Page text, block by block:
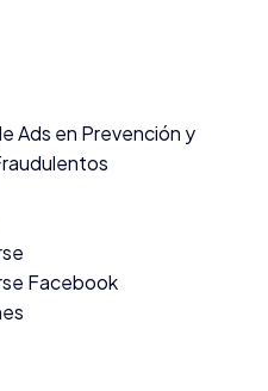
Ads en Prevención y
Facebook